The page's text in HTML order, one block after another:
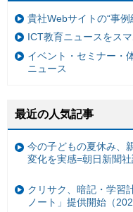
貴社Webサイトの“事
ICT教育ニュースをス
イベント・セミナー・
ニュース
最近の人気記事
今の子どもの夏休み、
変化を実感=朝日新聞
クリサク、暗記・学習
ノート」提供開始（